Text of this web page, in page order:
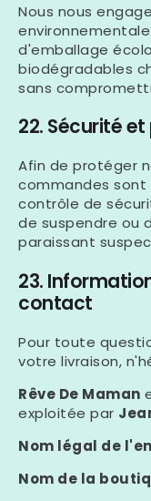
Nous nous
d'emballage
biodégradables
sans
22. Sécurité
Afin de protéger
commandes sont
contrôle de
de suspendre ou
paraissant
23.
contact
Pour toute
votre livraison,
Rêve De Maman
exploitée par
Nom légal de
Nom de la